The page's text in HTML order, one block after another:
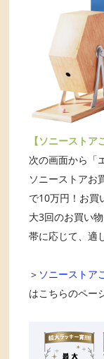
【ソニーストア
次の画面から「
ソニーストアお
で10万円！お買
大3回のお買い
帯に応じて、適
＞ ソニーストア
はこちらのペー